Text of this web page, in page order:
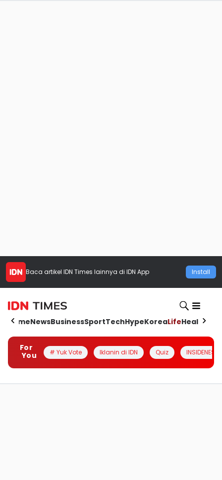
Baca artikel IDN Times lainnya di IDN App Install
HomeNewsBusinessSportTechHypeKoreaLifeHealth
For
You
# Yuk Vote Iklanin di IDN Quiz INSIDENESIA